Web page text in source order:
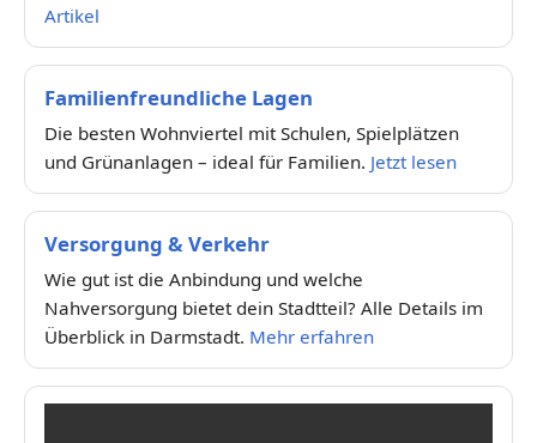
Artikel
Familienfreundliche Lagen
Die besten Wohnviertel mit Schulen, Spielplätzen
und Grünanlagen – ideal für Familien. Jetzt lesen
Versorgung & Verkehr
Wie gut ist die Anbindung und welche
Nahversorgung bietet dein Stadtteil? Alle Details im
Überblick in Darmstadt. Mehr erfahren